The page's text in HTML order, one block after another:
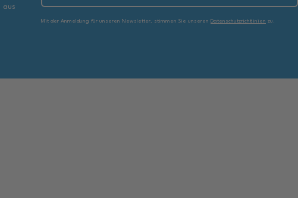
aus
Mit der Anmeldung für unseren Newsletter, stimmen Sie unseren Datenschutzrichtlinien zu.